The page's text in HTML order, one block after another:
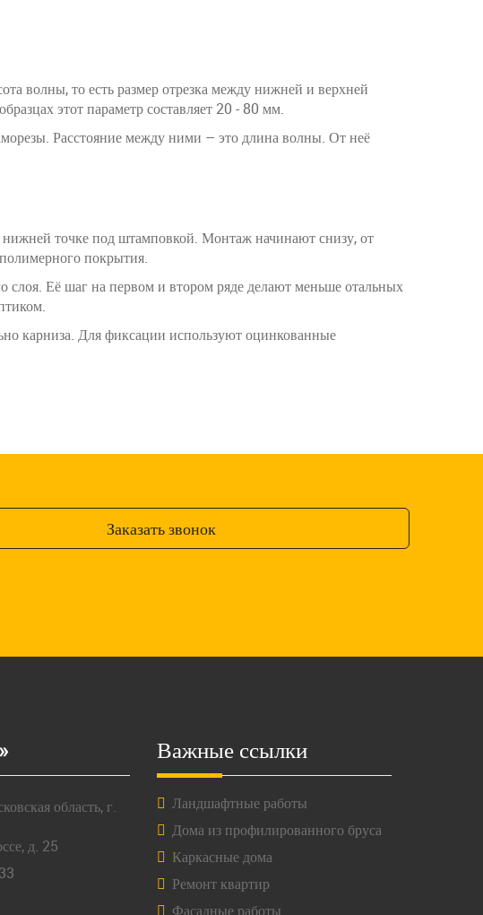
волны, то есть размер отрезка между нижней и верхней
этот параметр составляет 20 - 80 мм.
Расстояние между ними – это длина волны. От неё
нижней точке под штамповкой. Монтаж начинают снизу, от
покрытия.
Её шаг на первом и втором ряде делают меньше отальных
карниза. Для фиксации используют оцинкованные
Заказать звонок
область, г.
д. 25
Важные ссылки
Ландшафтные работы
Дома из профилированного бруса
Каркасные дома
Ремонт квартир
Фасадные работы